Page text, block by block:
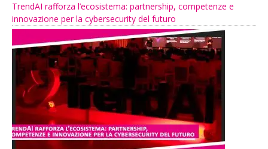
TrendAI rafforza l’ecosistema: partnership, competenze e
innovazione per la cybersecurity del futuro